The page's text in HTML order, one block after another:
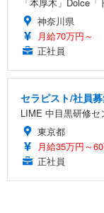
「本厚木」Dolce「
神奈川県
月給70万円～
正社員
セラピスト/社員
LIME 中目黒研修セ
東京都
月給35万円～
正社員